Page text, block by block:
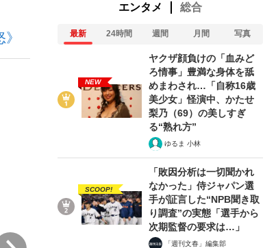
い」『北の国から』倉本聰氏（91...
運用のすべて
エンタメ 総合
最新 24時間 週間 月間 写真
NEW
ヤクザ顔負けの「血みど
ろ情事」豊満な身体を舐
めまわされ…「自称16歳
美少女」怪演中、かたせ
梨乃（69）の美しすぎ
る“熟れ方”
ゆるま 小林
SCOOP!
「敗因分析は一切聞かれ
なかった」侍ジャパン選
手が証言した“NPB聞き取
り調査”の実態「選手から
次期監督の要求は…」
「週刊文春」編集部